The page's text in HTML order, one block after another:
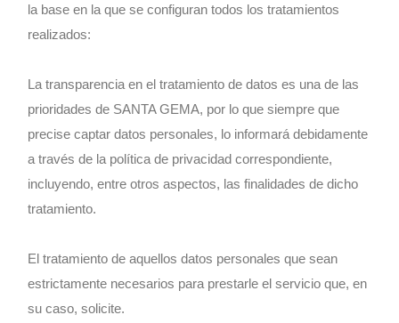
la base en la que se configuran todos los tratamientos
realizados:
La transparencia en el tratamiento de datos es una de las
prioridades de SANTA GEMA, por lo que siempre que
precise captar datos personales, lo informará debidamente
a través de la política de privacidad correspondiente,
incluyendo, entre otros aspectos, las finalidades de dicho
tratamiento.
El tratamiento de aquellos datos personales que sean
estrictamente necesarios para prestarle el servicio que, en
su caso, solicite.